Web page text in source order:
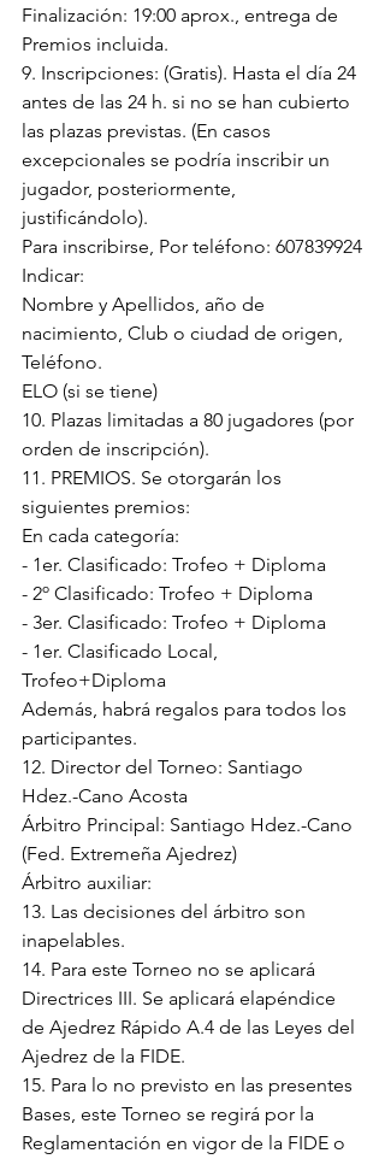
Finalización: 19:00 aprox., entrega de
Premios incluida.
9. Inscripciones: (Gratis). Hasta el día 24
antes de las 24 h. si no se han cubierto
las plazas previstas. (En casos
excepcionales se podría inscribir un
jugador, posteriormente,
justificándolo).
Para inscribirse, Por teléfono: 607839924
Indicar:
Nombre y Apellidos, año de
nacimiento, Club o ciudad de origen,
Teléfono.
ELO (si se tiene)
10. Plazas limitadas a 80 jugadores (por
orden de inscripción).
11. PREMIOS. Se otorgarán los
siguientes premios:
En cada categoría:
- 1er. Clasificado: Trofeo + Diploma
- 2º Clasificado: Trofeo + Diploma
- 3er. Clasificado: Trofeo + Diploma
- 1er. Clasificado Local,
Trofeo+Diploma
Además, habrá regalos para todos los
participantes.
12. Director del Torneo: Santiago
Hdez.-Cano Acosta
Árbitro Principal: Santiago Hdez.-Cano
(Fed. Extremeña Ajedrez)
Árbitro auxiliar:
13. Las decisiones del árbitro son
inapelables.
14. Para este Torneo no se aplicará
Directrices III. Se aplicará elapéndice
de Ajedrez Rápido A.4 de las Leyes del
Ajedrez de la FIDE.
15. Para lo no previsto en las presentes
Bases, este Torneo se regirá por la
Reglamentación en vigor de la FIDE o